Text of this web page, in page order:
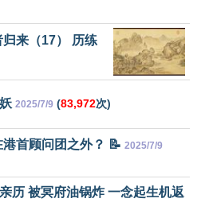
来（17） 历练
2025/7/9 (83,972次)
首顾问团之外？ 📝 2025/7/9
历 被冥府油锅炸 一念起生机返